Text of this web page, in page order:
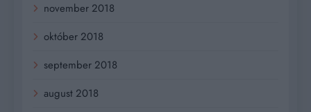
november 2018
október 2018
september 2018
august 2018